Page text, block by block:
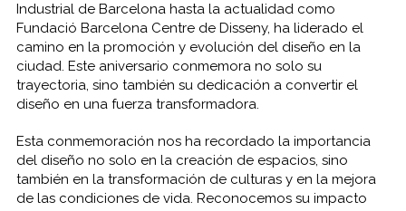
Industrial de Barcelona hasta la actualidad como
Fundació Barcelona Centre de Disseny, ha liderado el
camino en la promoción y evolución del diseño en la
ciudad. Este aniversario conmemora no solo su
trayectoria, sino también su dedicación a convertir el
diseño en una fuerza transformadora.
Esta conmemoración nos ha recordado la importancia
del diseño no solo en la creación de espacios, sino
también en la transformación de culturas y en la mejora
de las condiciones de vida. Reconocemos su impacto